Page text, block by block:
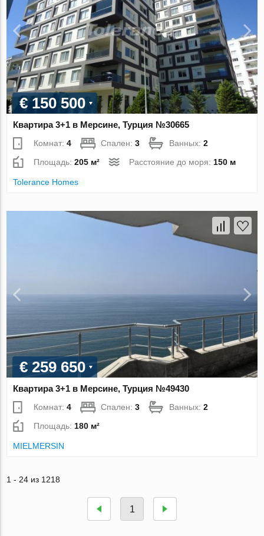
€ 150 500
Квартира 3+1 в Мерсине, Турция №30665
Комнат:4 Спален:3 Ванных:2
Площадь:205 м² Расстояние до моря: 150 м
Tolerance Homes
€ 259 650
Квартира 3+1 в Мерсине, Турция №49430
Комнат:4 Спален:3 Ванных:2
Площадь:180 м²
MIELMERSIN
1 - 24 из 1218
1